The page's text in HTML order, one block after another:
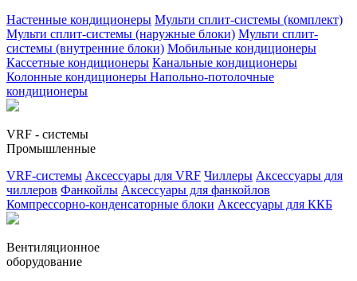
Настенные кондиционеры Мульти сплит-системы (комплект)
Мульти сплит-системы (наружные блоки) Мульти сплит-
системы (внутренние блоки) Мобильные кондиционеры
Кассетные кондиционеры Канальные кондиционеры
Колонные кондиционеры Напольно-потолочные
кондиционеры
VRF - системы
Промышленные
VRF-системы Аксессуары для VRF Чиллеры Аксессуары для
чиллеров Фанкойлы Аксессуары для фанкойлов
Компрессорно-конденсаторные блоки Аксессуары для ККБ
Вентиляционное
оборудование